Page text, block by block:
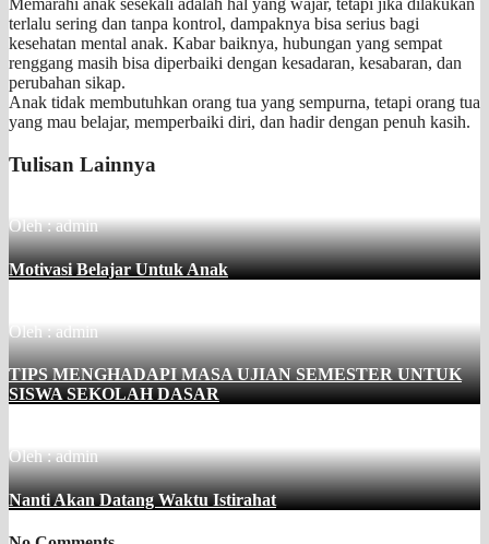
terlalu sering dan tanpa kontrol, dampaknya bisa serius bagi
kesehatan mental anak. Kabar baiknya, hubungan yang sempat
renggang masih bisa diperbaiki dengan kesadaran, kesabaran, dan
perubahan sikap.
Anak tidak membutuhkan orang tua yang sempurna, tetapi orang tua
yang mau belajar, memperbaiki diri, dan hadir dengan penuh kasih.
Tulisan Lainnya
Oleh : admin
Motivasi Belajar Untuk Anak
Oleh : admin
TIPS MENGHADAPI MASA UJIAN SEMESTER UNTUK
SISWA SEKOLAH DASAR
Oleh : admin
Nanti Akan Datang Waktu Istirahat